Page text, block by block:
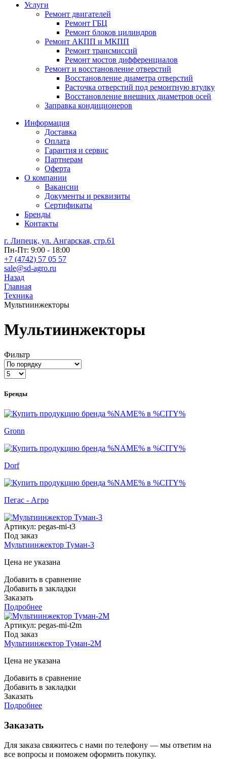
Услуги
Ремонт двигателей
Ремонт ГБЦ
Ремонт блоков цилиндров
Ремонт АКПП и МКПП
Ремонт трансмиссий
Ремонт мостов дифференциалов
Ремонт и восстановление отверстий
Восстановление диаметра отверстий
Расточка отверстий под ремонтную втулку
Восстановление внешних диаметров осей
Заправка кондиционеров
Информация
Доставка
Оплата
Гарантия и сервис
Партнерам
Оферта
О компании
Вакансии
Документы и реквизиты
Сертификаты
Бренды
Контакты
г. Липецк, ул. Ангарская, стр.61
Пн-Пт: 9:00 - 18:00
+7 (4742) 57 05 57
sale@sd-agro.ru
Назад
Главная
Техника
Мультиинжекторы
Мультиинжекторы
Фильтр
Бренды
Gronn
Dorf
Пегас - Агро
Артикул: pegas-mi-t3
Под заказ
Мультиинжектор Туман-3
Цена не указана
Добавить в сравнение
Добавить в закладки
Заказать
Подробнее
Артикул: pegas-mi-t2m
Под заказ
Мультиинжектор Туман-2М
Цена не указана
Добавить в сравнение
Добавить в закладки
Заказать
Подробнее
Заказать
Для заказа свяжитесь с нами по телефону — мы ответим на
все вопросы и поможем оформить покупку.